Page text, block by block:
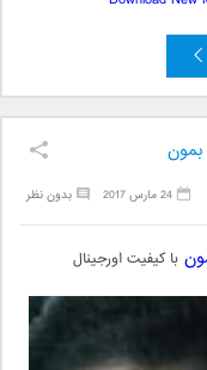
بدون نظر 24 مارس 2017
با کیفیت اورجینال